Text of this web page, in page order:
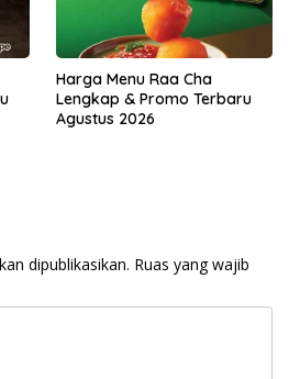
Harga Menu Raa Cha
Lengkap & Promo Terbaru
Agustus 2026
dipublikasikan. Ruas yang wajib